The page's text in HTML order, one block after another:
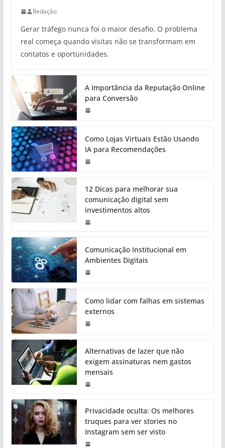
Redação
Gerar tráfego nunca foi o maior desafio. O problema
real começa quando visitas não se transformam em
contatos e oportunidades.
A Importância da Reputação Online
para Conversão
Como Lojas Virtuais Estão Usando
IA para Recomendações
12 Dicas para melhorar sua
comunicação digital sem
investimentos altos
Comunicação Institucional em
Ambientes Digitais
Como lidar com falhas em sistemas
externos
Alternativas de lazer que não
exigem assinaturas nem gastos
mensais
Privacidade oculta: Os melhores
truques para ver stories no
Instagram sem ser visto